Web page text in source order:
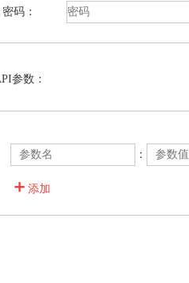
密码：
参数：
：
＋ 添加